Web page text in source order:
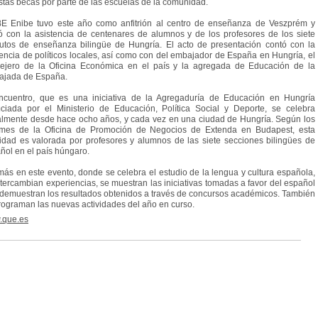
becas por parte de las escuelas de la comunidad.
Enibe tuvo este año como anfitrión al centro de enseñanza de Veszprém y
con la asistencia de centenares de alumnos y de los profesores de los siete
de enseñanza bilingüe de Hungría. El acto de presentación contó con la
de políticos locales, así como con del embajador de España en Hungría, el
de la Oficina Económica en el país y la agregada de Educación de la
de España.
que es una iniciativa de la Agregaduría de Educación en Hungría
por el Ministerio de Educación, Política Social y Deporte, se celebra
desde hace ocho años, y cada vez en una ciudad de Hungría. Según los
de la Oficina de Promoción de Negocios de Extenda en Budapest, esta
es valorada por profesores y alumnos de las siete secciones bilingües de
en el país húngaro.
en este evento, donde se celebra el estudio de la lengua y cultura española,
experiencias, se muestran las iniciativas tomadas a favor del español
los resultados obtenidos a través de concursos académicos. También
las nuevas actividades del año en curso.